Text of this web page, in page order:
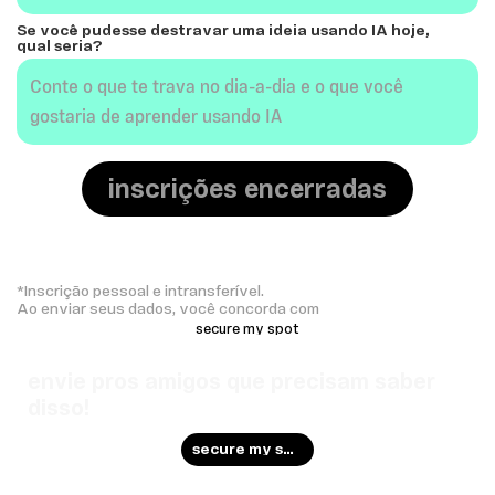
Se você pudesse destravar uma ideia usando IA hoje,
qual seria?
inscrições encerradas
*Inscrição pessoal e intransferível.
Ao enviar seus dados, você concorda com
secure my spot
secure my spot